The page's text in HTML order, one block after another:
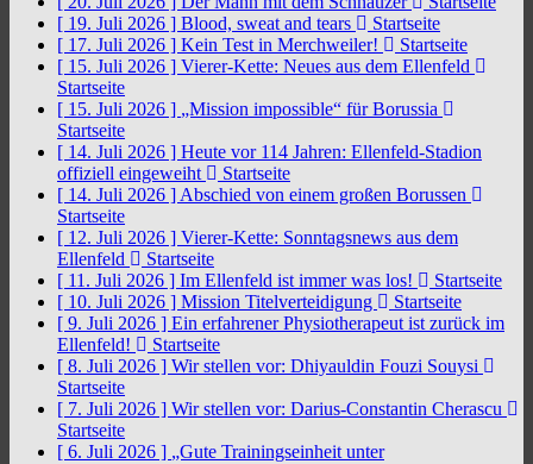
[ 19. Juli 2026 ] Blood, sweat and tears
Startseite
[ 17. Juli 2026 ] Kein Test in Merchweiler!
Startseite
[ 15. Juli 2026 ] Vierer-Kette: Neues aus dem Ellenfeld
Startseite
[ 15. Juli 2026 ] „Mission impossible“ für Borussia
Startseite
[ 14. Juli 2026 ] Heute vor 114 Jahren: Ellenfeld-Stadion
offiziell eingeweiht
Startseite
[ 14. Juli 2026 ] Abschied von einem großen Borussen
Startseite
[ 12. Juli 2026 ] Vierer-Kette: Sonntagsnews aus dem
Ellenfeld
Startseite
[ 11. Juli 2026 ] Im Ellenfeld ist immer was los!
Startseite
[ 10. Juli 2026 ] Mission Titelverteidigung
Startseite
[ 9. Juli 2026 ] Ein erfahrener Physiotherapeut ist zurück im
Ellenfeld!
Startseite
[ 8. Juli 2026 ] Wir stellen vor: Dhiyauldin Fouzi Souysi
Startseite
[ 7. Juli 2026 ] Wir stellen vor: Darius-Constantin Cherascu
Startseite
[ 6. Juli 2026 ] „Gute Trainingseinheit unter